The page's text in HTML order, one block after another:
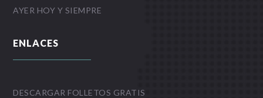
AYER HOY Y SIEMPRE
ENLACES
DESCARGAR FOLLETOS GRATIS